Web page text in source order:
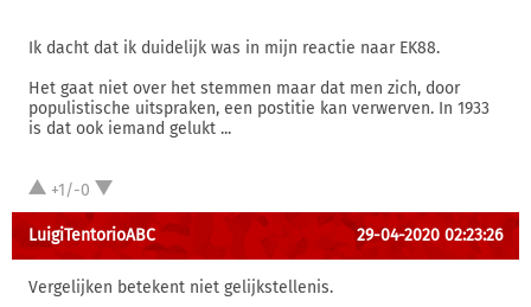
Ik dacht dat ik duidelijk was in mijn reactie naar EK88.
Het gaat niet over het stemmen maar dat men zich, door
populistische uitspraken, een postitie kan verwerven. In 1933
is dat ook iemand gelukt ...
+1/-0
LuigiTentorioABC 29-04-2020 02:23:26
Vergelijken betekent niet gelijkstellenis.